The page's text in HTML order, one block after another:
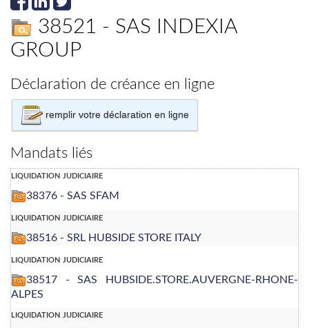
38521 - SAS INDEXIA
GROUP
Déclaration de créance en ligne
remplir votre déclaration en ligne
Mandats liés
liquidation judiciaire
38376 - SAS SFAM
liquidation judiciaire
38516 - SRL HUBSIDE STORE ITALY
liquidation judiciaire
38517 - SAS HUBSIDE.STORE.AUVERGNE-RHONE-
ALPES
liquidation judiciaire